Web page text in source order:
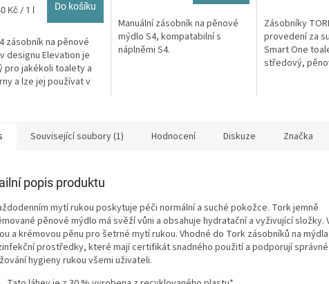
Kč / 1 l Do košíku
zásobník na pěnové
designu Elevation je
pro jakékoli toalety a
a lze jej používat v
Manuální zásobník na pěnové
mýdlo S4, kompatabilní s
náplněmi S4.
Zásobníky
provedení za
Smart One
středový,
Související soubory (1) Hodnocení Diskuze Značka
popis produktu
mytí rukou poskytuje péči normální a suché pokožce. Tork jemně
pěnové mýdlo má svěží vůni a obsahuje hydratační a vyživující složky.
a krémovou pěnu pro šetrné mytí rukou. Vhodné do Tork zásobníků na mýdla
prostředky, které mají certifikát snadného použití a podporují správné
hygieny rukou všemi uživateli.